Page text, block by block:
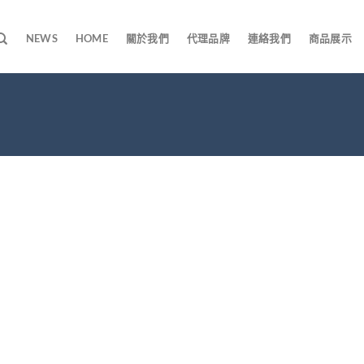
NEWS HOME 關於我們 代理品牌 連絡我們 商品展示